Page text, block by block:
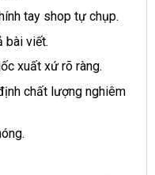
tay shop tự chụp.
bài viết.
xuất xứ rõ ràng.
chất lượng nghiêm